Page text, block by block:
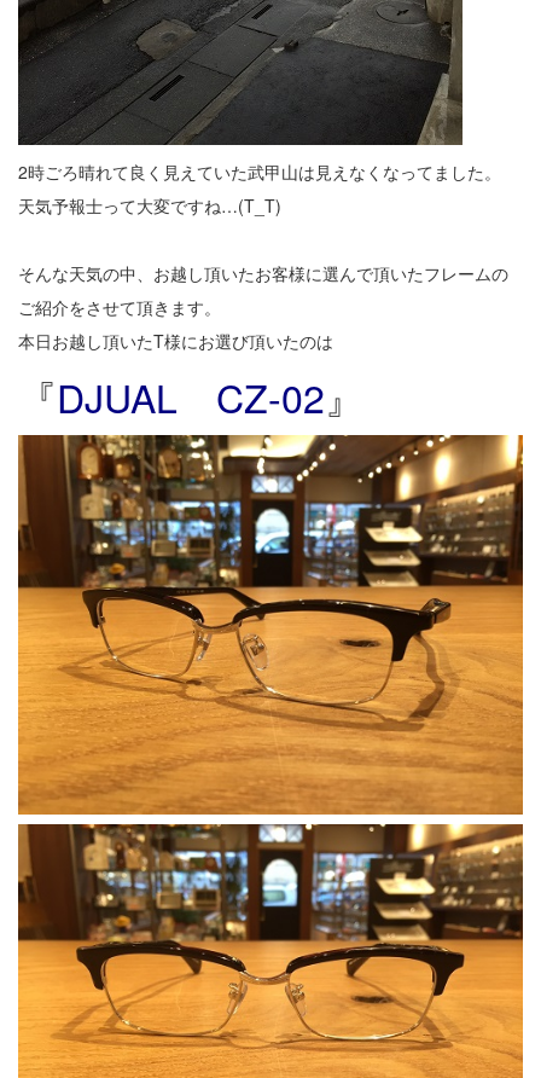
2時ごろ晴れて良く見えていた武甲山は見えなくなってました。
天気予報士って大変ですね…(T_T)
そんな天気の中、お越し頂いたお客様に選んで頂いたフレームの
ご紹介をさせて頂きます。
本日お越し頂いたT様にお選び頂いたのは
『DJUAL CZ-02』